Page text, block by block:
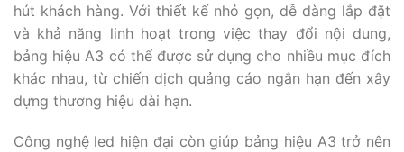
hút khách hàng. Với thiết kế nhỏ gọn, dễ dàng lắp đặt
và khả năng linh hoạt trong việc thay đổi nội dung,
bảng hiệu A3 có thể được sử dụng cho nhiều mục đích
khác nhau, từ chiến dịch quảng cáo ngắn hạn đến xây
dựng thương hiệu dài hạn.
Công nghệ led hiện đại còn giúp bảng hiệu A3 trở nên